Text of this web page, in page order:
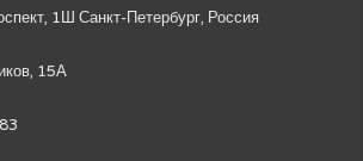
1Ш Санкт-Петербург, Россия
15А